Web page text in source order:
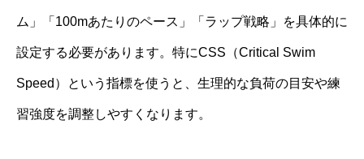
ム」「100mあたりのペース」「ラップ戦略」を具体的に
設定する必要があります。特にCSS（Critical Swim
Speed）という指標を使うと、生理的な負荷の目安や練
習強度を調整しやすくなります。